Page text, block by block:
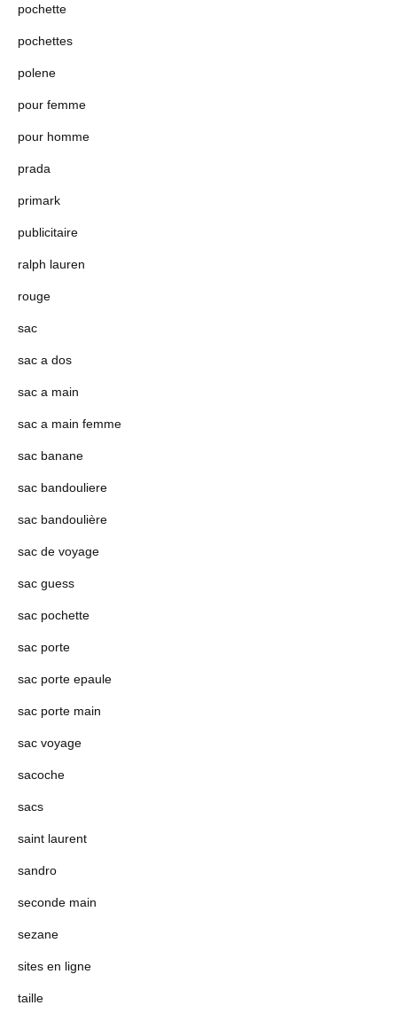
pochette
pochettes
polene
pour femme
pour homme
prada
primark
publicitaire
ralph lauren
rouge
sac
sac a dos
sac a main
sac a main femme
sac banane
sac bandouliere
sac bandoulière
sac de voyage
sac guess
sac pochette
sac porte
sac porte epaule
sac porte main
sac voyage
sacoche
sacs
saint laurent
sandro
seconde main
sezane
sites en ligne
taille